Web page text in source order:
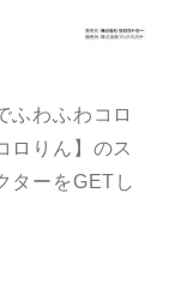
ふわふわコロ
ロりん】のス
ターをGETし